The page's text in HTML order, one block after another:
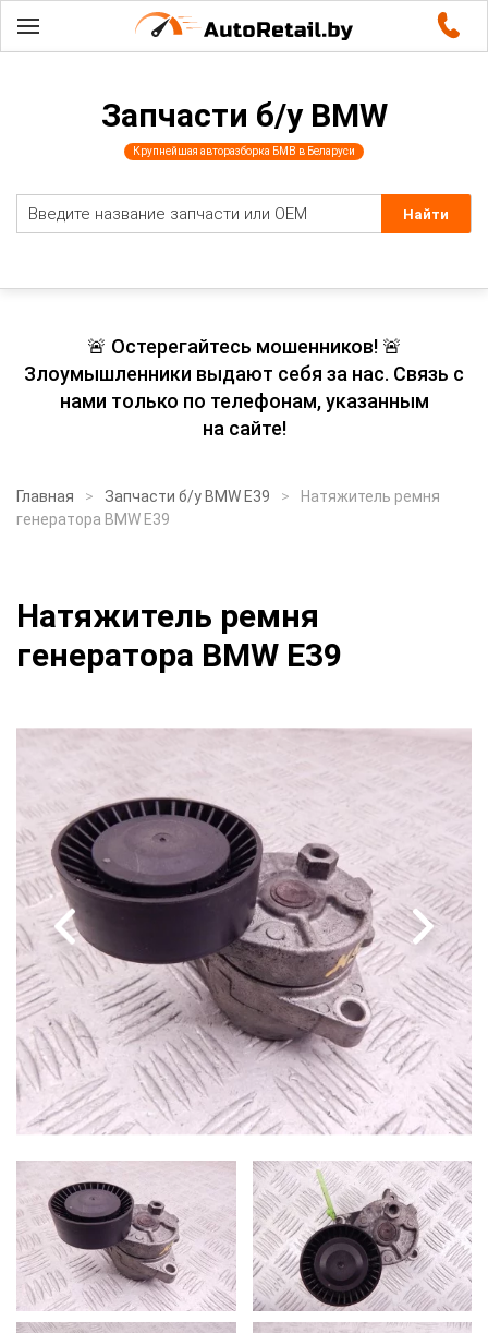
Запчасти б/у BMW
Крупнейшая авторазборка БМВ в Беларуси
🚨 Остерегайтесь мошенников! 🚨
Злоумышленники выдают себя за нас. Связь с
нами только по телефонам, указанным
на сайте!
Главная Запчасти б/у BMW E39
Натяжитель ремня
генератора BMW E39
Натяжитель ремня
генератора BMW E39